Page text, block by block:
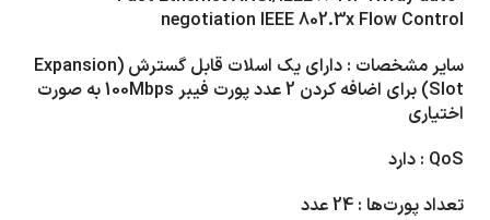
negotiation IEEE 802.3x Flow Control
سایر مشخصات : دارای یک اسلات قابل گسترش (Expansion
Slot) برای اضافه کردن 2 عدد پورت فیبر 100 Mbps
به صورت
اختیاری
QoS : دارد
تعداد پورت‌ها : 24عدد